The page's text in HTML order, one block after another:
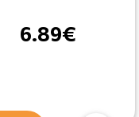
6.89€